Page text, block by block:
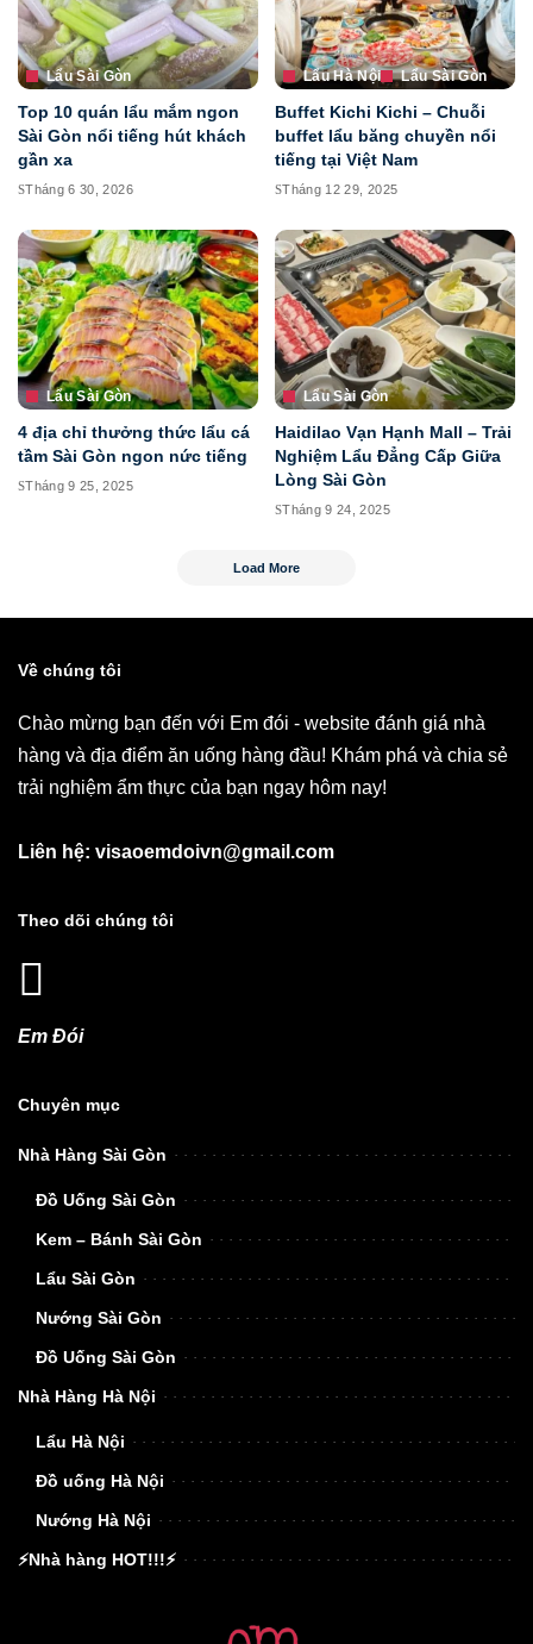
Lẩu Sài Gòn
Top 10 quán lẩu mắm ngon
Sài Gòn nổi tiếng hút khách
gần xa
Tháng 6 30, 2026
Lẩu Hà Nội Lẩu Sài Gòn
Buffet Kichi Kichi – Chuỗi
buffet lẩu băng chuyền nổi
tiếng tại Việt Nam
Tháng 12 29, 2025
Lẩu Sài Gòn
4 địa chỉ thưởng thức lẩu cá
tầm Sài Gòn ngon nức tiếng
Tháng 9 25, 2025
Lẩu Sài Gòn
Haidilao Vạn Hạnh Mall – Trải
Nghiệm Lẩu Đẳng Cấp Giữa
Lòng Sài Gòn
Tháng 9 24, 2025
Load More
Về chúng tôi
Chào mừng bạn đến với Em đói - website đánh giá nhà
hàng và địa điểm ăn uống hàng đầu! Khám phá và chia sẻ
trải nghiệm ẩm thực của bạn ngay hôm nay!
Liên hệ: visaoemdoivn@gmail.com
Theo dõi chúng tôi
Em Đói
Chuyên mục
Nhà Hàng Sài Gòn
Đồ Uống Sài Gòn
Kem – Bánh Sài Gòn
Lẩu Sài Gòn
Nướng Sài Gòn
Đồ Uống Sài Gòn
Nhà Hàng Hà Nội
Lẩu Hà Nội
Đồ uống Hà Nội
Nướng Hà Nội
⚡Nhà hàng HOT!!!⚡